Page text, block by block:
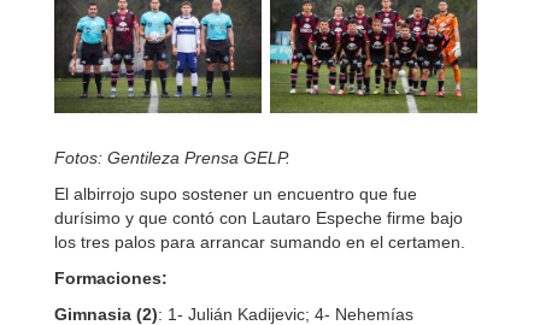
Fotos: Gentileza Prensa GELP.
El albirrojo supo sostener un encuentro que fue
durísimo y que contó con Lautaro Espeche firme bajo
los tres palos para arrancar sumando en el certamen.
Formaciones:
Gimnasia (2): 1- Julián Kadijevic; 4- Nehemías